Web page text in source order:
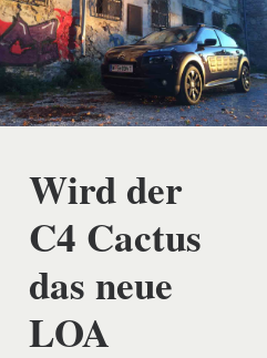
Wird der
C4 Cactus
das neue
LOA